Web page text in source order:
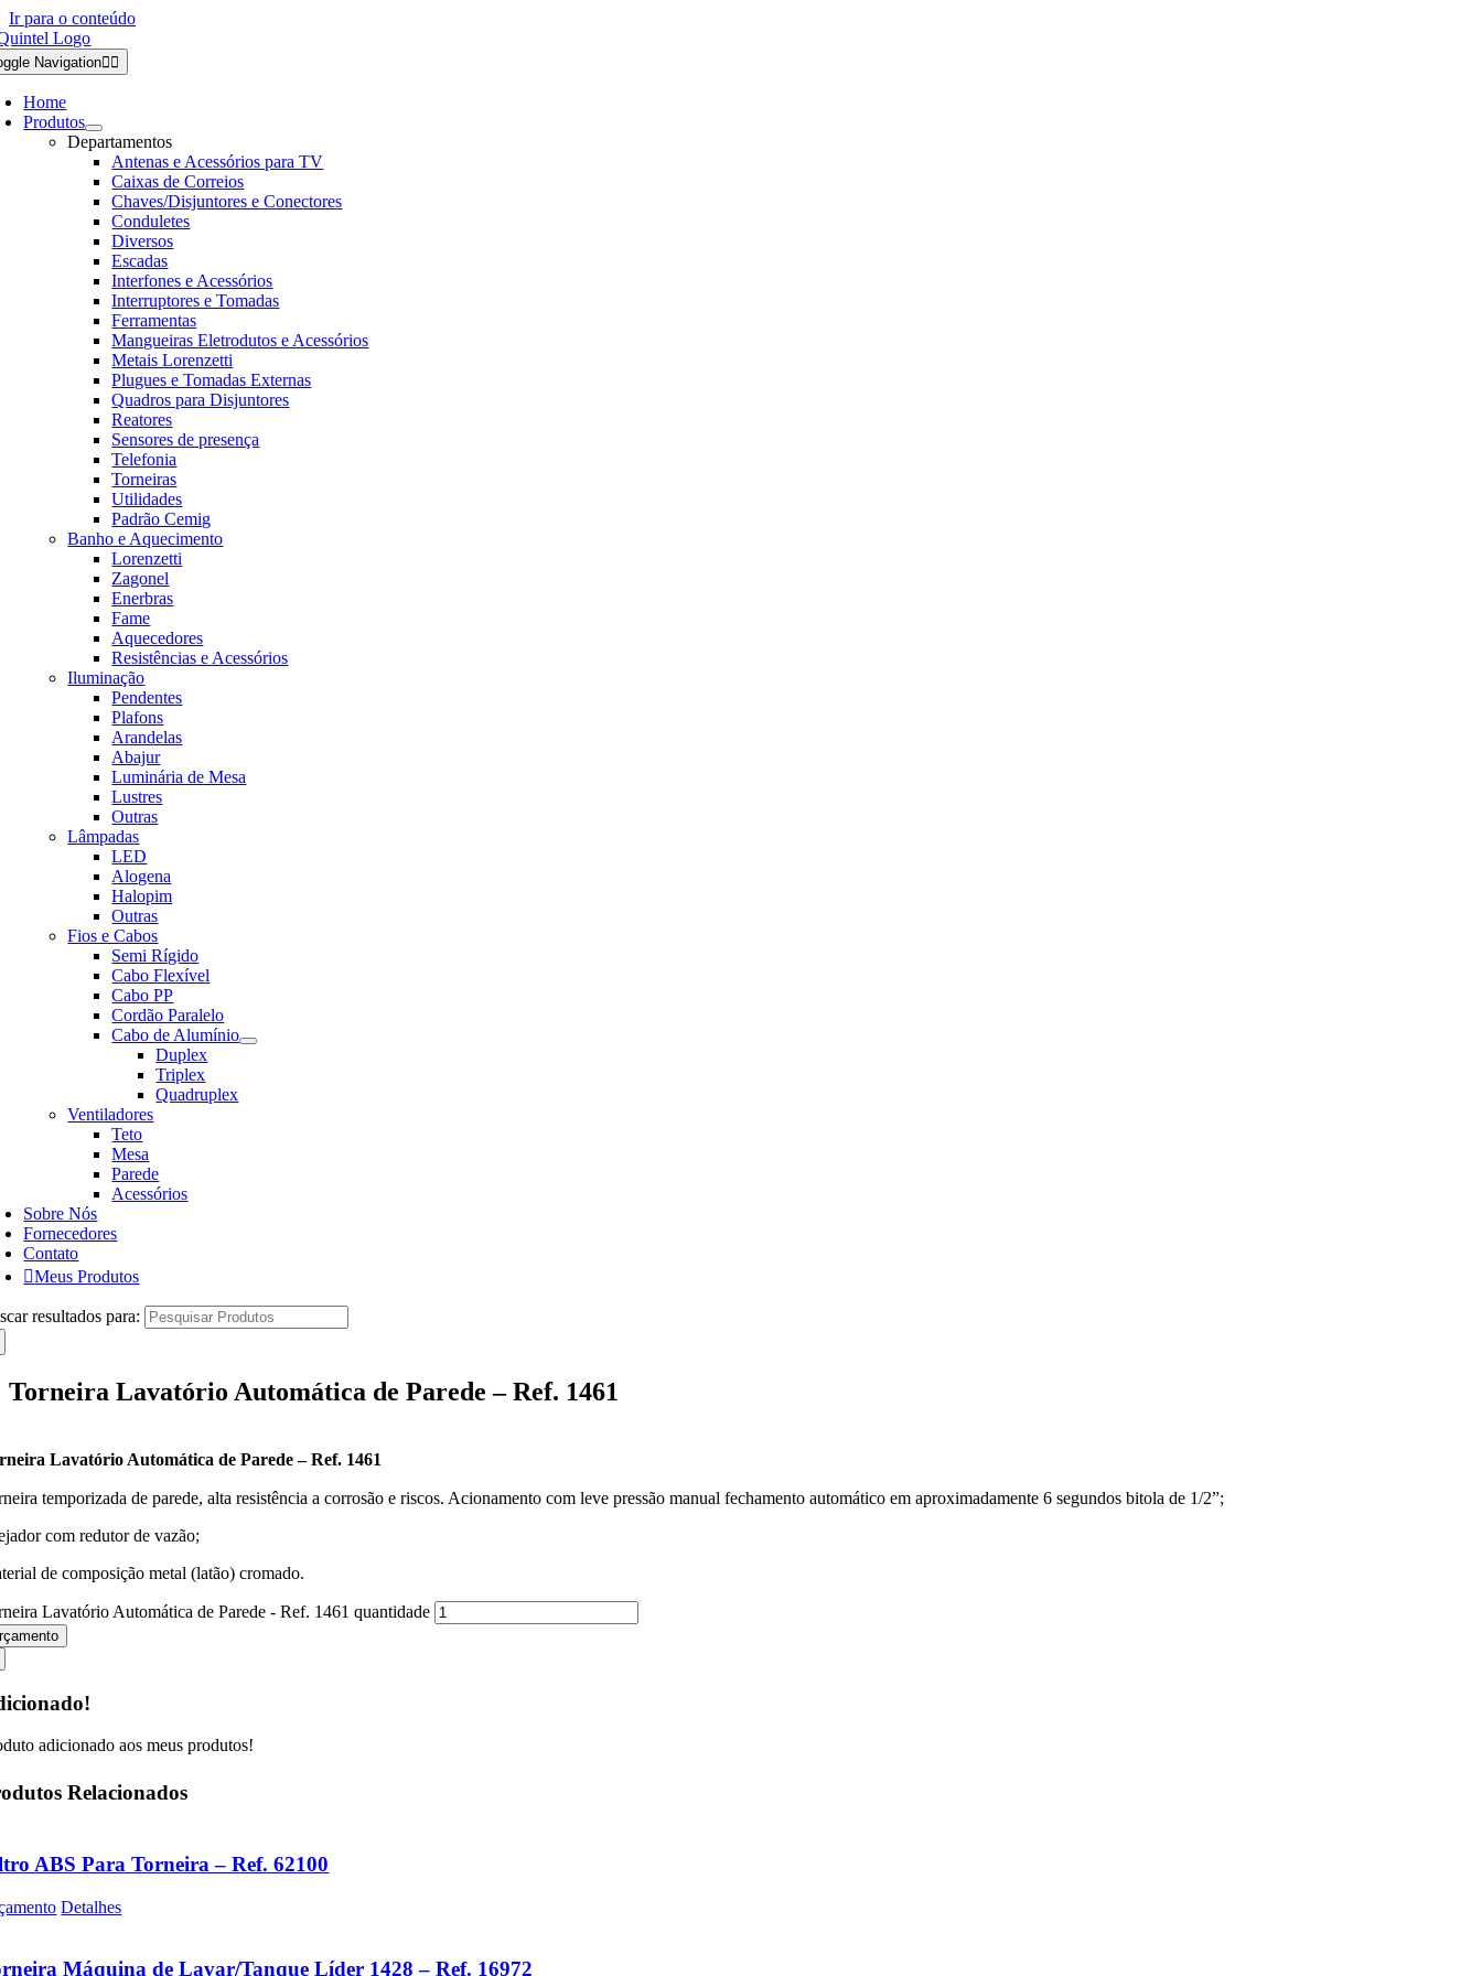
Ir para o conteúdo
Navigation
Home
Produtos
Departamentos
Antenas e Acessórios para TV
Caixas de Correios
Chaves/Disjuntores e Conectores
Conduletes
Diversos
Escadas
Interfones e Acessórios
Interruptores e Tomadas
Ferramentas
Mangueiras Eletrodutos e Acessórios
Metais Lorenzetti
Plugues e Tomadas Externas
Quadros para Disjuntores
Reatores
Sensores de presença
Telefonia
Torneiras
Utilidades
Padrão Cemig
Banho e Aquecimento
Lorenzetti
Zagonel
Enerbras
Fame
Aquecedores
Resistências e Acessórios
Iluminação
Pendentes
Plafons
Arandelas
Abajur
Luminária de Mesa
Lustres
Outras
Lâmpadas
LED
Alogena
Halopim
Outras
Fios e Cabos
Semi Rígido
Cabo Flexível
Cabo PP
Cordão Paralelo
Cabo de Alumínio
Duplex
Triplex
Quadruplex
Ventiladores
Teto
Mesa
Parede
Acessórios
Sobre Nós
Fornecedores
Contato
Meus Produtos
resultados para:
Torneira Lavatório Automática de Parede – Ref. 1461
Lavatório Automática de Parede – Ref. 1461
temporizada de parede, alta resistência a corrosão e riscos. Acionamento com leve pressão manual fechamento automático em aproximadamente 6 segundos bitola de 1/2”;
com redutor de vazão;
de composição metal (latão) cromado.
Lavatório Automática de Parede - Ref. 1461 quantidade
adicionado aos meus produtos!
Relacionados
ABS Para Torneira – Ref. 62100
Detalhes
Máquina de Lavar/Tanque Líder 1428 – Ref. 16972